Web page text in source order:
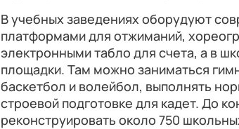
В учебных заведениях оборудуют
платформами для отжиманий,
электронными табло для счета, а в
площадки. Там можно заниматься
баскетбол и волейбол, выполнять
строевой подготовке для кадет. До
реконструировать около 750